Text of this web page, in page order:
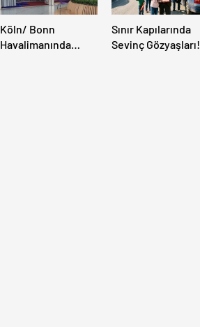
Köln/ Bonn
Havalimanında
Sınır Kapılarında
Sevinç Gözyaşları!